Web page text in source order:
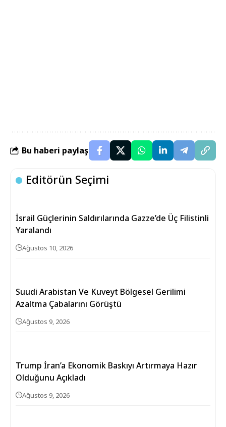
Bu haberi paylaş
Editörün Seçimi
İsrail Güçlerinin Saldırılarında Gazze’de Üç Filistinli
Yaralandı
Ağustos 10, 2026
Suudi Arabistan Ve Kuveyt Bölgesel Gerilimi
Azaltma Çabalarını Görüştü
Ağustos 9, 2026
Trump İran’a Ekonomik Baskıyı Artırmaya Hazır
Olduğunu Açıkladı
Ağustos 9, 2026